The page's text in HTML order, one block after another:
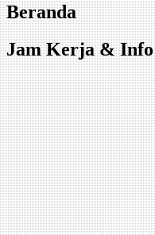
Beranda
Jam Kerja & Info